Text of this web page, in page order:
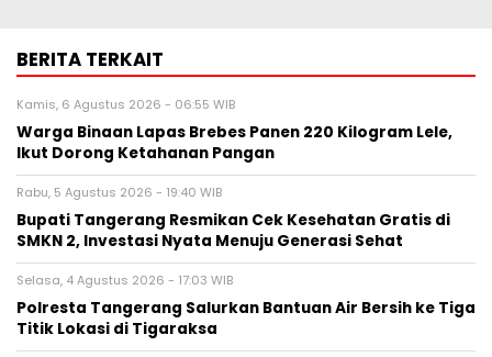
BERITA TERKAIT
Kamis, 6 Agustus 2026 - 06:55 WIB
Warga Binaan Lapas Brebes Panen 220 Kilogram Lele,
Ikut Dorong Ketahanan Pangan
Rabu, 5 Agustus 2026 - 19:40 WIB
‎Bupati Tangerang Resmikan Cek Kesehatan Gratis di
SMKN 2, Investasi Nyata Menuju Generasi Sehat
Selasa, 4 Agustus 2026 - 17:03 WIB
Polresta Tangerang Salurkan Bantuan Air Bersih ke Tiga
Titik Lokasi di Tigaraksa